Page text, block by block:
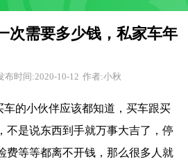
次需要多少钱，私家车年
布时间:2020-10-12 作者:小秋
车的小伙伴应该都知道，买车跟买
不是说东西到手就万事大吉了，停
费等等都离不开钱，那么很多人就